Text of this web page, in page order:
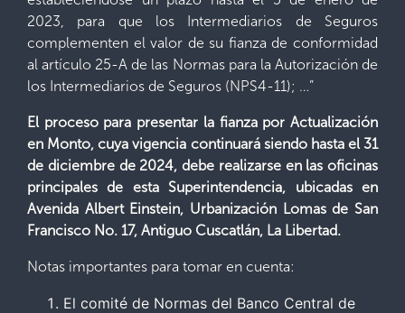
2023, para que los Intermediarios de Seguros
complementen el valor de su fianza de conformidad
al artículo 25-A de las Normas para la Autorización de
los Intermediarios de Seguros (NPS4-11); …”
El proceso para presentar la fianza por Actualización
en Monto, cuya vigencia continuará siendo hasta el 31
de diciembre de 2024, debe realizarse en las oficinas
principales de esta Superintendencia, ubicadas en
Avenida Albert Einstein, Urbanización Lomas de San
Francisco No. 17, Antiguo Cuscatlán, La Libertad.
Notas importantes para tomar en cuenta:
El comité de Normas del Banco Central de